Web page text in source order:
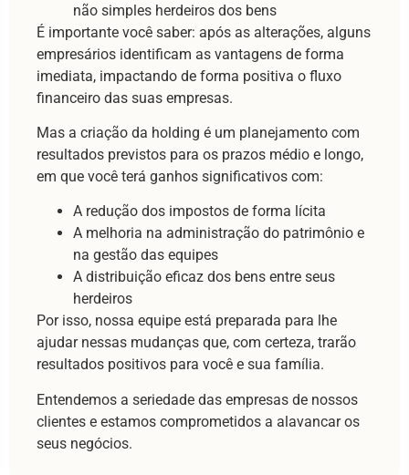
não simples herdeiros dos bens
É importante você saber: após as alterações, alguns
empresários identificam as vantagens de forma
imediata, impactando de forma positiva o fluxo
financeiro das suas empresas.
Mas a criação da holding é um planejamento com
resultados previstos para os prazos médio e longo,
em que você terá ganhos significativos com:
A redução dos impostos de forma lícita
A melhoria na administração do patrimônio e
na gestão das equipes
A distribuição eficaz dos bens entre seus
herdeiros
Por isso, nossa equipe está preparada para lhe
ajudar nessas mudanças que, com certeza, trarão
resultados positivos para você e sua família.
Entendemos a seriedade das empresas de nossos
clientes e estamos comprometidos a alavancar os
seus negócios.